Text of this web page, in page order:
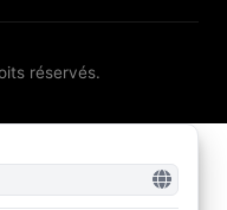
réservés.